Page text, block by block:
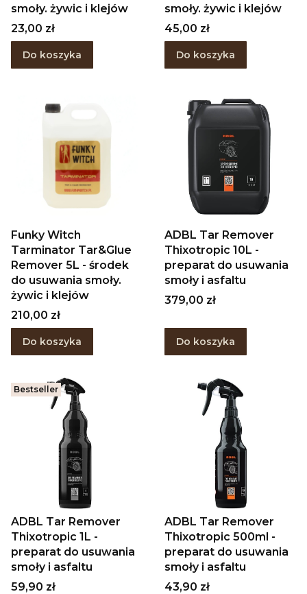
smoły. żywic i klejów
Cena
23,00 zł
Do koszyka
smoły. żywic i klejów
Cena
45,00 zł
Do koszyka
Funky Witch
Tarminator Tar&Glue
Remover 5L - środek
do usuwania smoły.
żywic i klejów
Cena
210,00 zł
Do koszyka
ADBL Tar Remover
Thixotropic 10L -
preparat do usuwania
smoły i asfaltu
Cena
379,00 zł
Do koszyka
Bestseller
ADBL Tar Remover
Thixotropic 1L -
preparat do usuwania
smoły i asfaltu
Cena
59,90 zł
ADBL Tar Remover
Thixotropic 500ml -
preparat do usuwania
smoły i asfaltu
Cena
43,90 zł